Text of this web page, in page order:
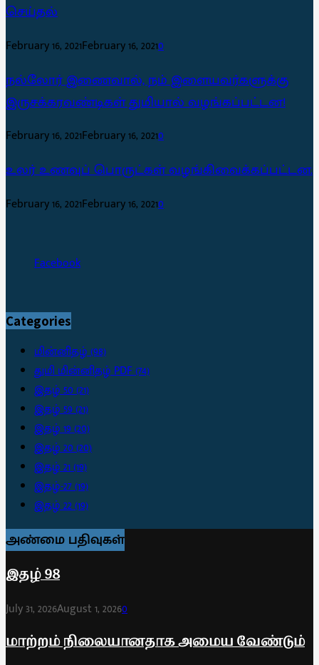
செய்தல்
February 16, 2021February 16, 20210
நல்லோர் இணைவால், நம் இளையவர்களுக்கு
இருசக்கரவண்டிகள் துமியால் வழங்கப்பட்டன!
February 16, 2021February 16, 20210
உலர் உணவுப் பொருட்கள் வழங்கிவைக்கப்பட்டன.
February 16, 2021February 16, 20210
Facebook
Categories
மின்னிதழ்(98)
துமி மின்னிதழ் PDF(74)
இதழ் 50(21)
இதழ் 59(21)
இதழ் 19(20)
இதழ் 20(20)
இதழ் 21(19)
இதழ்-27(19)
இதழ் 22(19)
அண்மை பதிவுகள்
இதழ் 98
July 31, 2026August 1, 20260
மாற்றம் நிலையானதாக அமைய வேண்டும்